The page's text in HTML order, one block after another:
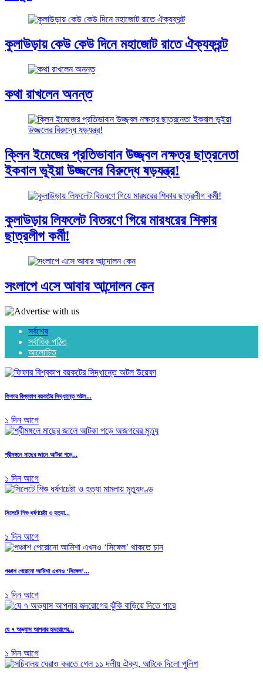
কুলাউড়ায় কেউ কেউ দিনে মহাজোট রাতে ঐক্যফ্রন্ট
কথা রাখলেন অনন্ত
ক্লিন ইমেজের প্রতিভাবান উজ্জ্বল নক্ষত্র ছাত্রনেতা
ইকবাল ভূইয়া উজ্জলের বিরুদ্ধে ষড়যন্ত্র!
কুলাউড়ায় লিফলেট বিতরণে গিয়ে মারধরের শিকার
ছাত্রলীগ কর্মী!
সংলাপে এসে আবার আন্দোলন কেন
সর্বশেষ
সর্বাধিক পঠিত
আলোচিত
ফিফার বিশ্বকাপ বয়কটের সিদ্ধান্তে অটল...
১ দিন আগে
শ্রীমঙ্গলে মাছের জালে আটকা পড়ে...
১ দিন আগে
সিলেটে শিশু ধর্ষণচেষ্টা ও হত্যা...
১ দিন আগে
পঞ্চাশ পেরোনো আমিশা এখনও ‘সিঙ্গেল’...
১ দিন আগে
যে ৭ অভ্যাস আপনার হৃদরোগের...
১ দিন আগে